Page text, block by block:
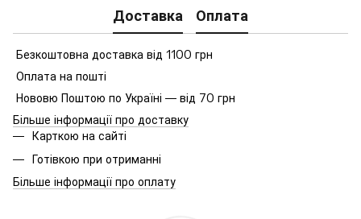
Доставка Оплата
Безкоштовна доставка від 1100 грн
Оплата на пошті
Нововю Поштою по Україні — від 70 грн
Більше інформації про доставку
Карткою на сайті
Готівкою при отриманні
Більше інформації про оплату